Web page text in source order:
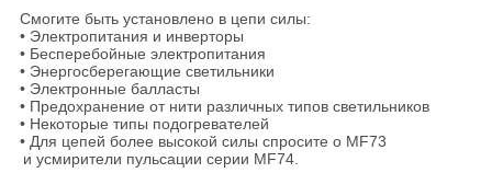
Смогите быть установлено в цепи силы:
• Электропитания и инверторы
• Бесперебойные электропитания
• Энергосберегающие светильники
• Электронные балласты
• Предохранение от нити различных типов светильников
• Некоторые типы подогревателей
• Для цепей более высокой силы спросите о MF73
и усмирители пульсации серии MF74.